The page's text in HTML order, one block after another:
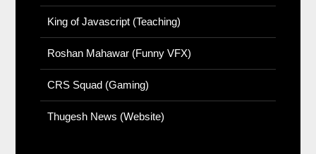
King of Javascript (Teaching)
Roshan Mahawar (Funny VFX)
CRS Squad (Gaming)
Thugesh News (Website)